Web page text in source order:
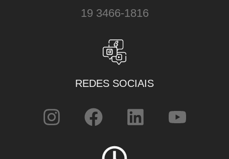
19 3466-1816
REDES SOCIAIS